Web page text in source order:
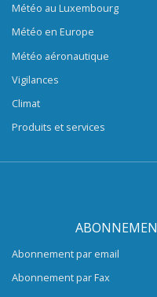
Météo au Luxembourg
Météo en Europe
Météo aéronautique
Vigilances
Climat
Produits et services
Abonnement par email
Abonnement par Fax